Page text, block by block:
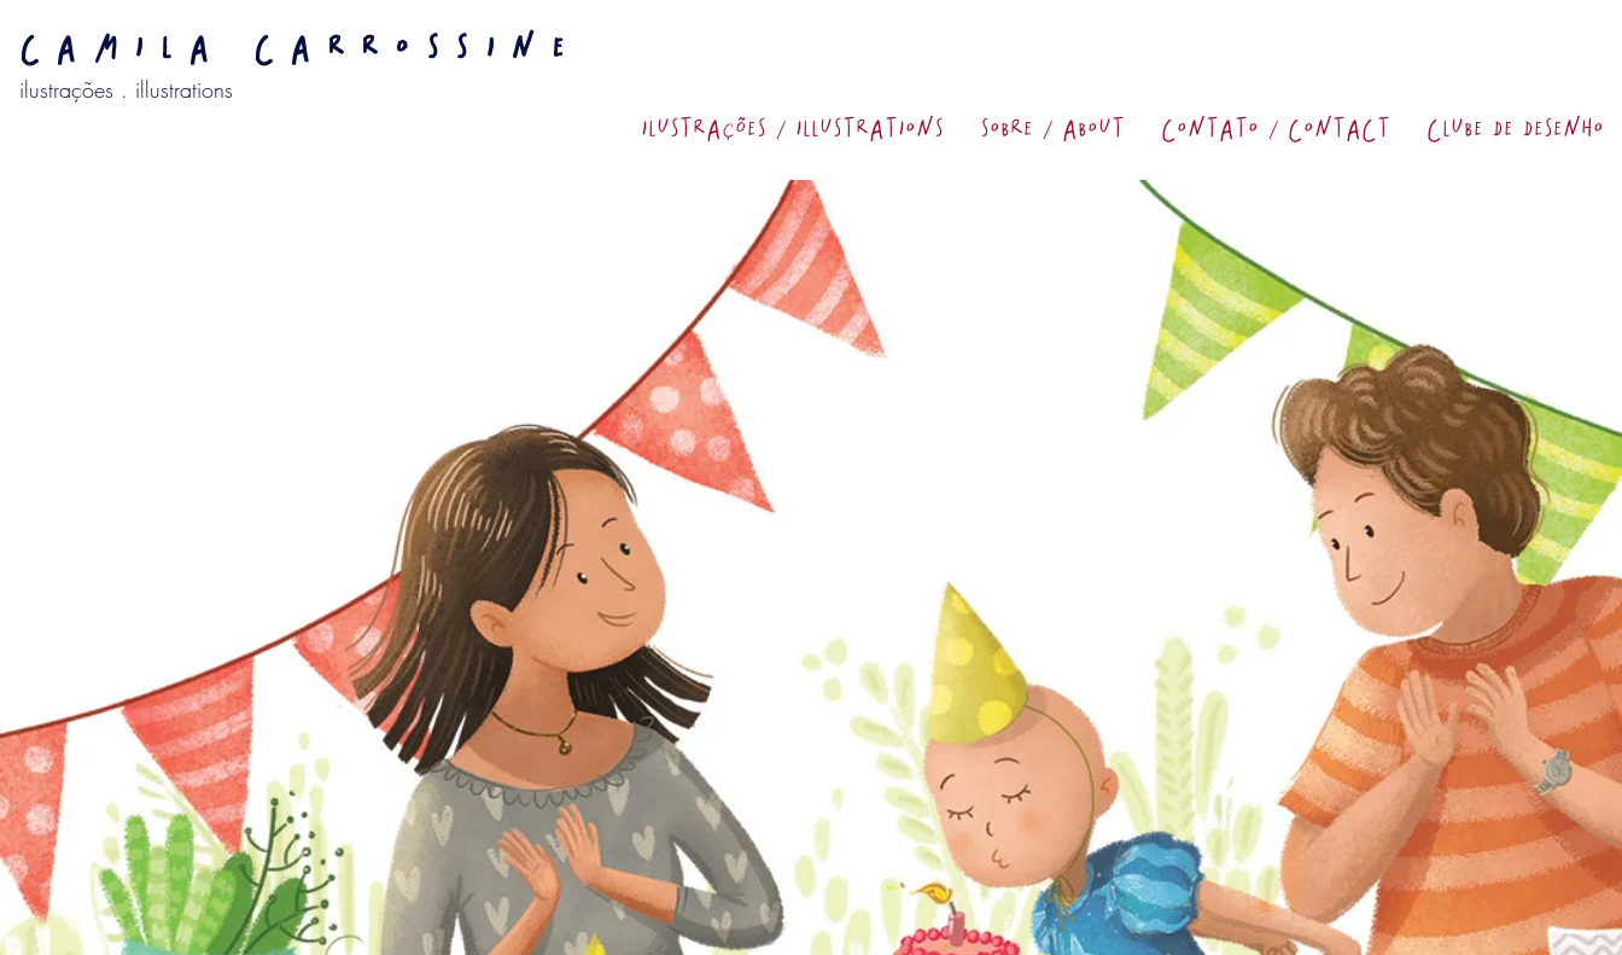
camila carrossine
ilustrações . illustrations
Ilustrações / Illustrations sobre / about contato / contact clube de desenho